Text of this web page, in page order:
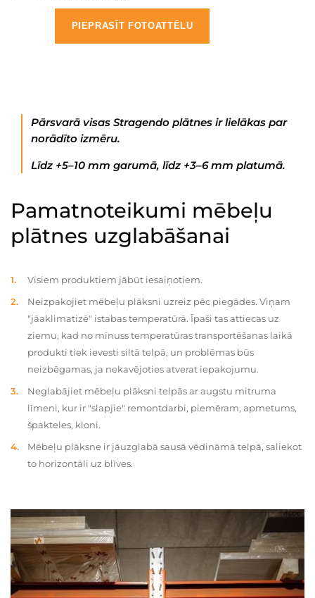
PIEPRASĪT FOTOATTĒLU
Pārsvarā visas Stragendo plātnes ir lielākas par
norādīto izmēru.
Līdz +5–10 mm garumā, līdz +3–6 mm platumā.
Pamatnoteikumi mēbeļu
plātnes uzglabāšanai
Visiem produktiem jābūt iesaiņotiem.
Neizpakojiet mēbeļu plāksni uzreiz pēc piegādes. Viņam
"jāaklimatizē" istabas temperatūrā. Īpaši tas attiecas uz
ziemu, kad no mīnuss temperatūras transportēšanas laikā
produkti tiek ievesti siltā telpā, un problēmas būs
neizbēgamas, ja nekavējoties atverat iepakojumu.
Neglabājiet mēbeļu plāksni telpās ar augstu mitruma
līmeni, kur ir "slapjie" remontdarbi, piemēram, apmetums,
špakteles, kloni.
Mēbeļu plāksne ir jāuzglabā sausā vēdināmā telpā, saliekot
to horizontāli uz blīves.